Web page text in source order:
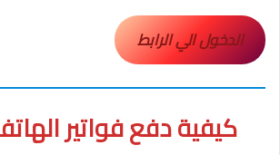
الدخول الي الرابط
كيفية دفع فواتير